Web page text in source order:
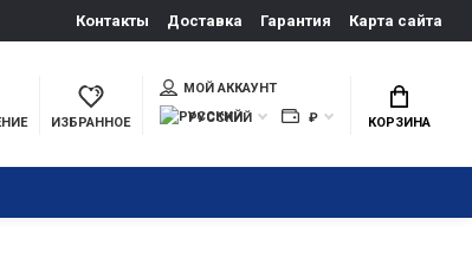
Контакты Доставка Гарантия Карта сайта
ИЗБРАННОЕ
МОЙ АККАУНТ
РУССКИЙ
₽ КОРЗИНА